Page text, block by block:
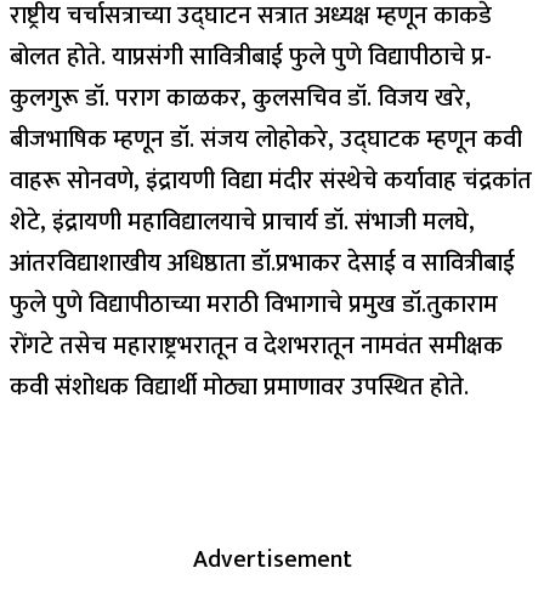
राष्ट्रीय चर्चासत्राच्या उद्घाटन सत्रात अध्यक्ष म्हणून काकडे
बोलत होते. याप्रसंगी सावित्रीबाई फुले पुणे विद्यापीठाचे प्र-
कुलगुरू डॉ. पराग काळकर, कुलसचिव डॉ. विजय खरे,
बीजभाषिक म्हणून डॉ. संजय लोहोकरे, उद्घाटक म्हणून कवी
वाहरू सोनवणे, इंद्रायणी विद्या मंदीर संस्थेचे कर्यावाह चंद्रकांत
शेटे, इंद्रायणी महाविद्यालयाचे प्राचार्य डॉ. संभाजी मलघे,
आंतरविद्याशाखीय अधिष्ठाता डॉ.प्रभाकर देसाई व सावित्रीबाई
फुले पुणे विद्यापीठाच्या मराठी विभागाचे प्रमुख डॉ.तुकाराम
रोंगटे तसेच महाराष्ट्रभरातून व देशभरातून नामवंत समीक्षक
कवी संशोधक विद्यार्थी मोठ्या प्रमाणावर उपस्थित होते.
Advertisement